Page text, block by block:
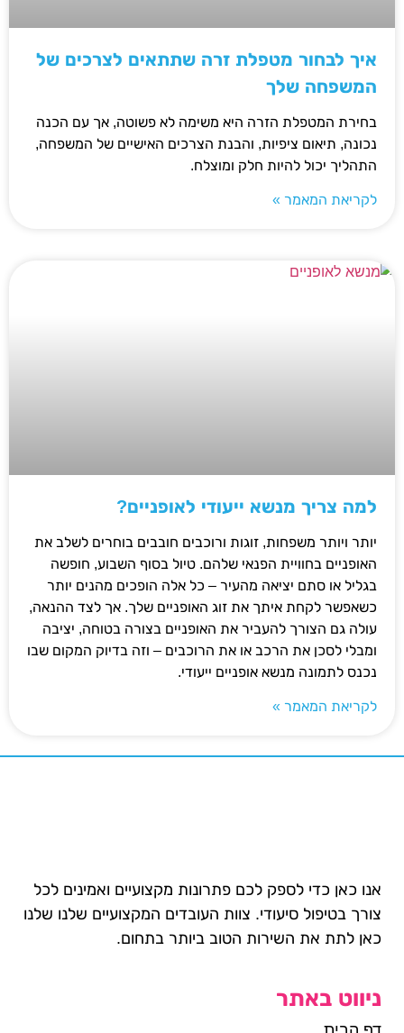
איך לבחור מטפלת זרה שתתאים לצרכים של
המשפחה שלך
בחירת המטפלת הזרה היא משימה לא פשוטה, אך עם הכנה
נכונה, תיאום ציפיות, והבנת הצרכים האישיים של המשפחה,
התהליך יכול להיות חלק ומוצלח.
לקריאת המאמר »
למה צריך מנשא ייעודי לאופניים?
יותר ויותר משפחות, זוגות ורוכבים חובבים בוחרים לשלב את
האופניים בחוויית הפנאי שלהם. טיול בסוף השבוע, חופשה
בגליל או סתם יציאה מהעיר – כל אלה הופכים מהנים יותר
כשאפשר לקחת איתך את זוג האופניים שלך. אך לצד ההנאה,
עולה גם הצורך להעביר את האופניים בצורה בטוחה, יציבה
ומבלי לסכן את הרכב או את הרוכבים – וזה בדיוק המקום שבו
נכנס לתמונה מנשא אופניים ייעודי.
לקריאת המאמר »
אנו כאן כדי לספק לכם פתרונות מקצועיים ואמינים לכל
צורך בטיפול סיעודי. צוות העובדים המקצועיים שלנו שלנו
כאן לתת את השירות הטוב ביותר בתחום.
ניווט באתר